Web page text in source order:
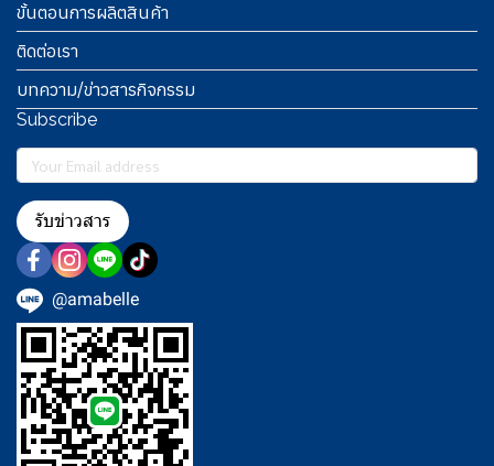
ขั้นตอนการผลิตสินค้า
ติดต่อเรา
บทความ/ข่าวสารกิจกรรม
Subscribe
รับข่าวสาร
@amabelle